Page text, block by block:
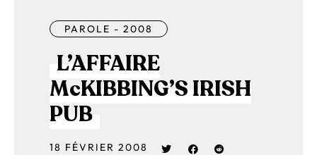
PAROLE - 2008
L’AFFAIRE
McKIBBING’S IRISH
PUB
18 FÉVRIER 2008